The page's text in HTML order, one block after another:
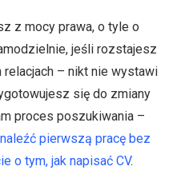
z mocy prawa, o tyle o
jeśli rozstajesz
– nikt nie wystawi
się do zmiany
proces poszukiwania –
pierwszą pracę bez
o tym, jak napisać CV.